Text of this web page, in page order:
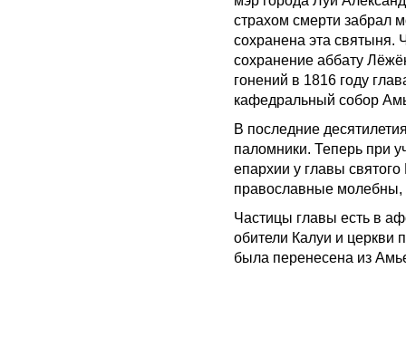
страхом смерти забрал
сохранена эта святыня.
сохранение аббату
гонений в 1816 году
кафедральный собор
В последние
паломники. Теперь при
епархии у главы
православные молебны,
Частицы главы есть в
обители Калуи и церкви
была перенесена из